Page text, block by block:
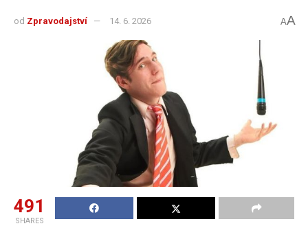
od Zpravodajství 14. 6. 2026 AA
491
SHARES